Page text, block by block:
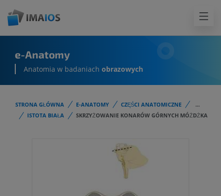
e-Anatomy
Anatomia w badaniach obrazowych
STRONA GŁÓWNA E-ANATOMY CZĘŚCI ANATOMICZNE
...
ISTOTA BIAŁA
SKRZYŻOWANIE KONARÓW GÓRNYCH MÓŻDŻKA